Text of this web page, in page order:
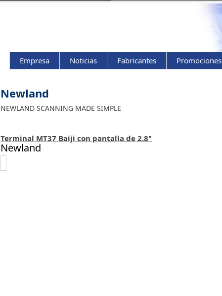
Empresa Noticias Fabricantes Promociones
Newland
NEWLAND SCANNING MADE SIMPLE
Terminal MT37 Baiji con pantalla de 2.8"
Newland